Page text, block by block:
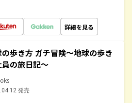
詳細を見る
歩き方 ガチ冒険～地球の歩き
の旅日記～
発売